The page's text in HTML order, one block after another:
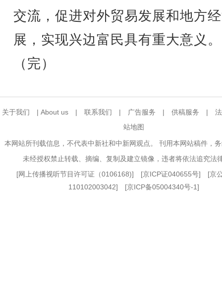
交流，促进对外贸易发展和地方
展，实现兴边富民具有重大意义。
（完）
关于我们 | About us | 联系我们 | 广告服务 | 供稿服务 |
站地图
本网站所刊载信息，不代表中新社和中新网观点。 刊用本网站稿件，
未经授权禁止转载、摘编、复制及建立镜像，违者将依法追究法
[网上传播视听节目许可证（0106168)] [京ICP证040655号] [京
110102003042] [京ICP备05004340号-1]